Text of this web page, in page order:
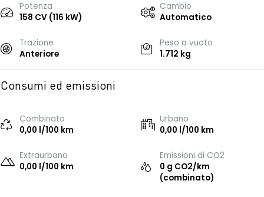
Potenza
158 CV (116 kW)
Cambio
Automatico
Trazione
Anteriore
Peso a vuoto
1.712 kg
Consumi ed emissioni
Combinato
0,00 l/100 km
Urbano
0,00 l/100 km
Extraurbano
0,00 l/100 km
Emissioni di CO2
0 g CO2/km
(combinato)